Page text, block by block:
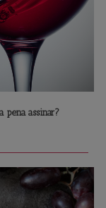
pena assinar?